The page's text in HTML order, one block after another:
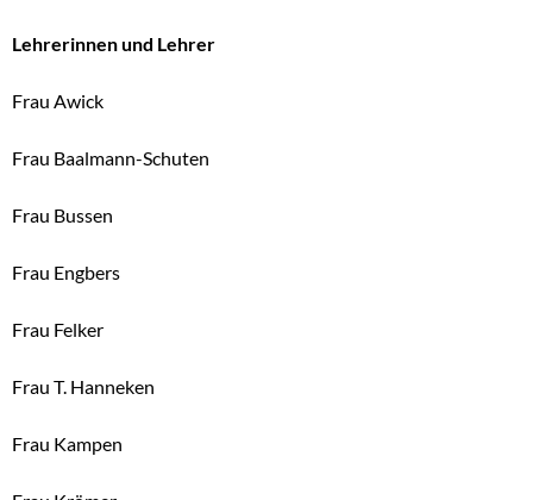
Lehrerinnen und Lehrer
Frau Awick
Frau Baalmann-Schuten
Frau Bussen
Frau Engbers
Frau Felker
Frau T. Hanneken
Frau Kampen